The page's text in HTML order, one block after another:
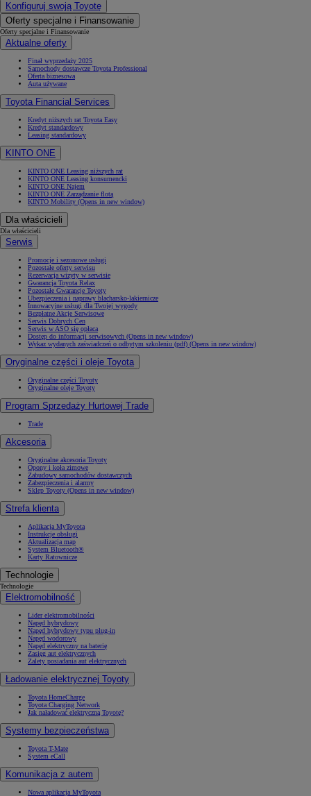
Konfiguruj swoją Toyotę
Oferty specjalne i Finansowanie
Oferty specjalne i Finansowanie
Aktualne oferty
Finał wyprzedaży 2025
Samochody dostawcze Toyota Professional
Oferta biznesowa
Auta używane
Toyota Financial Services
Kredyt niższych rat Toyota Easy
Kredyt standardowy
Leasing standardowy
KINTO ONE
KINTO ONE Leasing niższych rat
KINTO ONE Leasing konsumencki
KINTO ONE Najem
KINTO ONE Zarządzanie flotą
KINTO Mobility (Opens in new window)
Dla właścicieli
Dla właścicieli
Serwis
Promocje i sezonowe usługi
Pozostałe oferty serwisu
Rezerwacja wizyty w serwisie
Gwarancja Toyota Relax
Pozostałe Gwarancje Toyoty
Ubezpieczenia i naprawy blacharsko-lakiernicze
Innowacyjne usługi dla Twojej wygody
Bezpłatne Akcje Serwisowe
Serwis Dobrych Cen
Serwis w ASO się opłaca
Dostęp do informacji serwisowych (Opens in new window)
Wykaz wydanych zaświadczeń o odbytym szkoleniu (pdf) (Opens in new window)
Oryginalne części i oleje Toyota
Oryginalne części Toyoty
Oryginalne oleje Toyoty
Program Sprzedaży Hurtowej Trade
Trade
Akcesoria
Oryginalne akcesoria Toyoty
Opony i koła zimowe
Zabudowy samochodów dostawczych
Zabezpieczenia i alarmy
Sklep Toyoty (Opens in new window)
Strefa klienta
Aplikacja MyToyota
Instrukcje obsługi
Aktualizacja map
System Bluetooth®
Karty Ratownicze
Technologie
Technologie
Elektromobilność
Lider elektromobilności
Napęd hybrydowy
Napęd hybrydowy typu plug-in
Napęd wodorowy
Napęd elektryczny na baterię
Zasięg aut elektrycznych
Zalety posiadania aut elektrycznych
Ładowanie elektrycznej Toyoty
Toyota HomeCharge
Toyota Charging Network
Jak naładować elektryczną Toyotę?
Systemy bezpieczeństwa
Toyota T-Mate
System eCall
Komunikacja z autem
Nowa aplikacja MyToyota